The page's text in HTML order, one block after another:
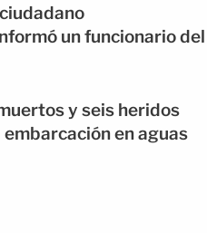
un funcionario del
y seis heridos
en aguas